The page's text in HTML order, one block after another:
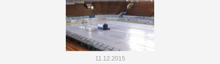
11.12.2015